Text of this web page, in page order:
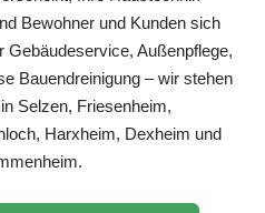
Bewohner und Kunden sich
Gebäudeservice, Außenpflege,
Bauendreinigung – wir stehen
Selzen, Friesenheim,
Harxheim, Dexheim und